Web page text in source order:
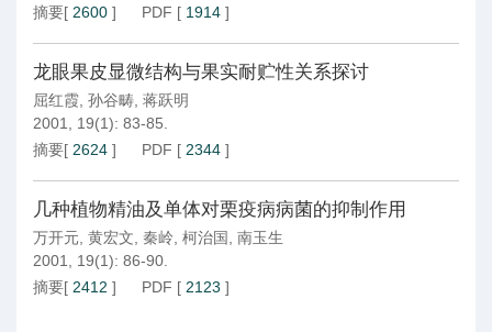
摘要[ 2600 ] PDF [ 1914 ]
龙眼果皮显微结构与果实耐贮性关系探讨
屈红霞 孙谷畴 蒋跃明
2001, 19(1): 83-85.
摘要[ 2624 ] PDF [ 2344 ]
几种植物精油及单体对栗疫病病菌的抑制作用
万开元 黄宏文 秦岭 柯治国
南玉生
2001, 19(1): 86-90.
摘要[ 2412 ] PDF [ 2123 ]